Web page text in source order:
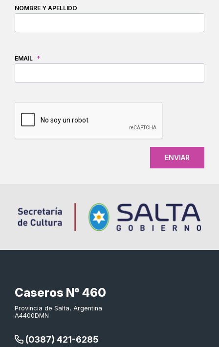
NOMBRE Y APELLIDO
EMAIL *
CAPTCHA
Caseros N° 460
Provincia de Salta, Argentina
A4400DMN
(0387) 421-6285